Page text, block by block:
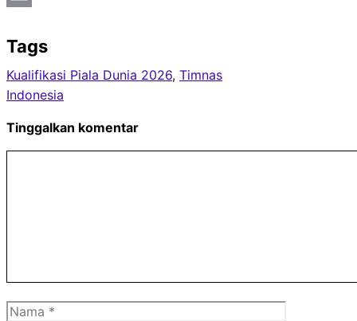
Tags
Kualifikasi Piala Dunia 2026, Timnas
Indonesia
Tinggalkan komentar
Nama